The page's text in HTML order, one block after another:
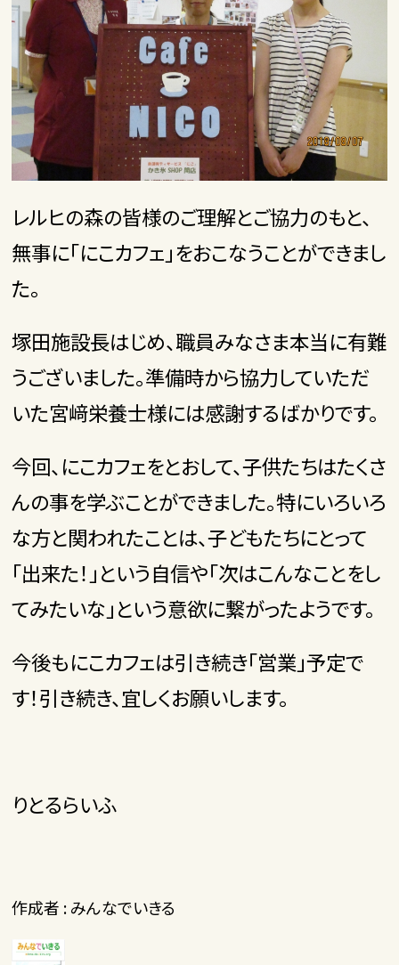
レルヒの森の皆様のご理解とご協力のもと、
無事に「にこカフェ」をおこなうことができまし
た。
塚田施設長はじめ、職員みなさま本当に有難
うございました。準備時から協力していただ
いた宮﨑栄養士様には感謝するばかりです。
今回、にこカフェをとおして、子供たちはたくさ
んの事を学ぶことができました。特にいろいろ
な方と関われたことは、子どもたちにとって
「出来た！」という自信や「次はこんなことをし
てみたいな」という意欲に繋がったようです。
今後もにこカフェは引き続き「営業」予定で
す！引き続き、宜しくお願いします。
りとるらいふ
作成者 : みんなでいきる